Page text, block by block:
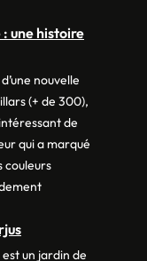
: une histoire
nouvelle
(+ de 300),
de
qui a marqué
couleurs
un jardin de